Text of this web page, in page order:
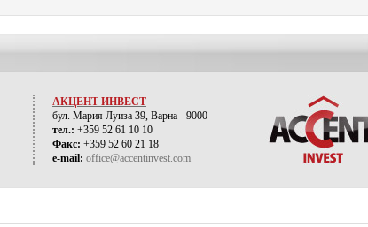
АКЦЕНТ ИНВЕСТ
бул. Мария Луиза 39, Варна - 9000
тел.: +359 52 61 10 10
Факс: +359 52 60 21 18
e-mail: office@accentinvest.com